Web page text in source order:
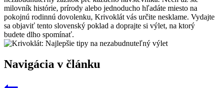
milovník histórie, prírody alebo jednoducho hľadáte miesto na
pokojnú rodinnú dovolenku, Krivoklát vás určite nesklame. Vydajte
sa objaviť tento slovenský poklad a doprajte si výlet, na ktorý
budete dlho spomínať.
Navigácia v článku